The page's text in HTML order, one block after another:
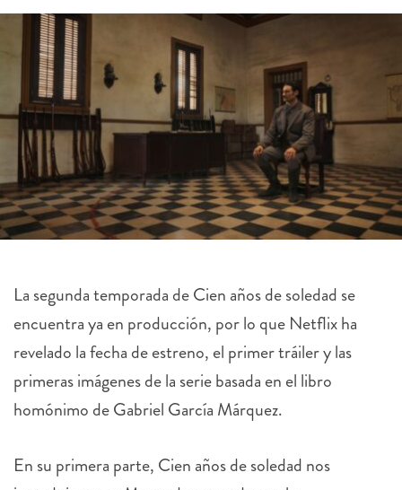
encuentra ya en producción, por lo que Netflix ha
revelado la fecha de estreno, el primer tráiler y las
primeras imágenes de la serie basada en el libro
homónimo de Gabriel García Márquez.
introdujo en un Macondo marcado por la